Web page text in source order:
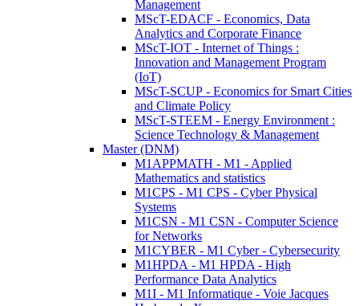
Management
MScT-EDACF - Economics, Data
Analytics and Corporate Finance
MScT-IOT - Internet of Things :
Innovation and Management Program
(IoT)
MScT-SCUP - Economics for Smart Cities
and Climate Policy
MScT-STEEM - Energy Environment :
Science Technology & Management
Master (DNM)
M1APPMATH - M1 - Applied
Mathematics and statistics
M1CPS - M1 CPS - Cyber Physical
Systems
M1CSN - M1 CSN - Computer Science
for Networks
M1CYBER - M1 Cyber - Cybersecurity
M1HPDA - M1 HPDA - High
Performance Data Analytics
M1I - M1 Informatique - Voie Jacques